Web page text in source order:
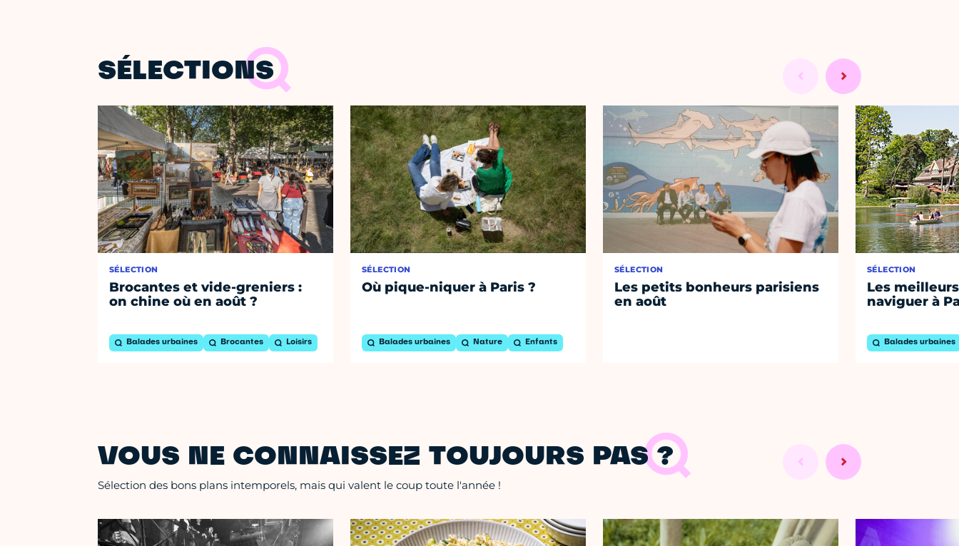
SÉLECTIONS
SÉLECTION
Brocantes et vide-greniers :
on chine où en août ?
Balades urbaines Brocantes Loisirs
SÉLECTION
Où pique-niquer à Paris ?
Balades urbaines Nature Enfants
SÉLECTION
Les petits bonheurs parisiens
en août
SÉLECTION
Les
naviguer à
Balades urbaines
VOUS NE CONNAISSEZ TOUJOURS PAS ?
Sélection des bons plans intemporels, mais qui valent le coup toute l'année !